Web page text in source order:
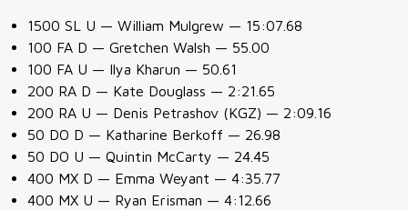
1500 SL U — William Mulgrew — 15:07.68
100 FA D — Gretchen Walsh — 55.00
100 FA U — Ilya Kharun — 50.61
200 RA D — Kate Douglass — 2:21.65
200 RA U — Denis Petrashov (KGZ) — 2:09.16
50 DO D — Katharine Berkoff — 26.98
50 DO U — Quintin McCarty — 24.45
400 MX D — Emma Weyant — 4:35.77
400 MX U — Ryan Erisman — 4:12.66